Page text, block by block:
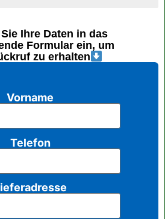
Ihre Daten in das
Formular ein, um
zu erhalten
Vorname
Telefon